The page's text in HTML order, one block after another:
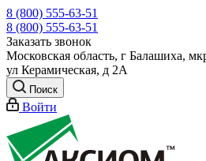
8 (800) 555-63-51
8 (800) 555-63-51
Заказать звонок
Московская область, г Балашиха,
ул Керамическая, д 2А
Поиск
Войти